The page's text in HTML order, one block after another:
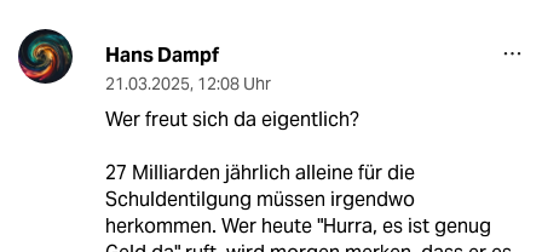
Hans Dampf
21.03.2025, 12:08 Uhr
Wer freut sich da eigentlich?
27 Milliarden jährlich alleine für die
Schuldentilgung müssen irgendwo
herkommen. Wer heute "Hurra, es ist genug